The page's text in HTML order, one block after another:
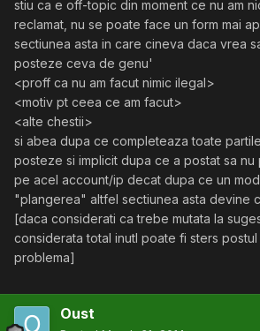
stiu ca e off-topic din moment ce nu am
reclamat, nu se poate face un form mai
sectiunea asta in care cineva daca vrea
posteze ceva de genu'
<proff ca nu am facut nimic ilegal>
<motiv pt ceea ce am facut>
<alte chestii>
si abea dupa ce completeaza toate
posteze si implicit dupa ce a postat sa
pe acel account/ip decat dupa ce un
"plangerea" altfel sectiunea asta devine
[daca considerati ca trebe mutata la
considerata total inutl poate fi sters
problema]
Oust